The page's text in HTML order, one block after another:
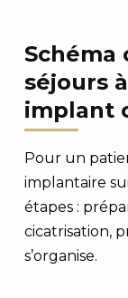
Schéma
séjours
implant
Pour un
implantaire
étapes :
cicatrisation,
s’organise.